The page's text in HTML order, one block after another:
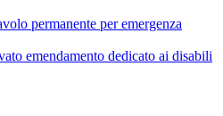
permanente per emergenza
emendamento dedicato ai disabili